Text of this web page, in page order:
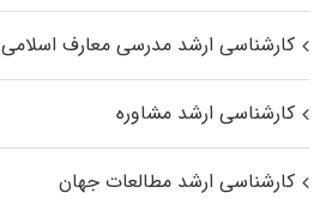
کارشناسی ارشد مدرسی معارف اسلامی
کارشناسی ارشد مشاوره
کارشناسی ارشد مطالعات جهان